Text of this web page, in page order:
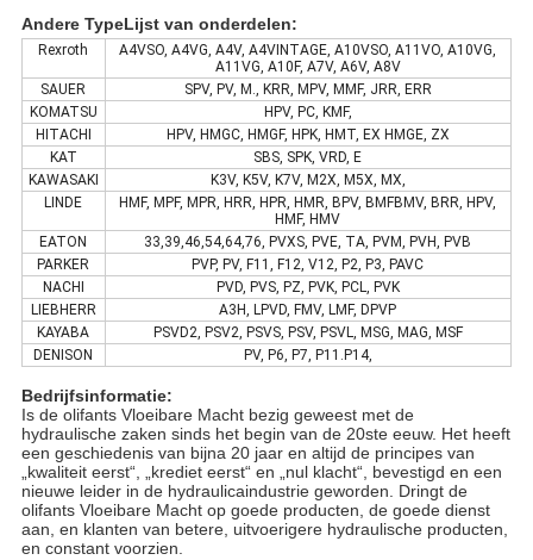
Andere TypeLijst van onderdelen:
Rexroth
A4VSO, A4VG, A4V, A4VINTAGE, A10VSO, A11VO, A10VG,
A11VG, A10F, A7V, A6V, A8V
SAUER
SPV, PV, M., KRR, MPV, MMF, JRR, ERR
KOMATSU
HPV, PC, KMF,
HITACHI
HPV, HMGC, HMGF, HPK, HMT, EX HMGE, ZX
KAT
SBS, SPK, VRD, E
KAWASAKI
K3V, K5V, K7V, M2X, M5X, MX,
LINDE
HMF, MPF, MPR, HRR, HPR, HMR, BPV, BMFBMV, BRR, HPV,
HMF, HMV
EATON
33,39,46,54,64,76, PVXS, PVE, TA, PVM, PVH, PVB
PARKER
PVP, PV, F11, F12, V12, P2, P3, PAVC
NACHI
PVD, PVS, PZ, PVK, PCL, PVK
LIEBHERR
A3H, LPVD, FMV, LMF, DPVP
KAYABA
PSVD2, PSV2, PSVS, PSV, PSVL, MSG, MAG, MSF
DENISON
PV, P6, P7, P11.P14,
Bedrijfsinformatie:
Is de olifants Vloeibare Macht bezig geweest met de
hydraulische zaken sinds het begin van de 20ste eeuw. Het heeft
een geschiedenis van bijna 20 jaar en altijd de principes van
„kwaliteit eerst“, „krediet eerst“ en „nul klacht“, bevestigd en een
nieuwe leider in de hydraulicaindustrie geworden. Dringt de
olifants Vloeibare Macht op goede producten, de goede dienst
aan, en klanten van betere, uitvoerigere hydraulische producten,
en constant voorzien.